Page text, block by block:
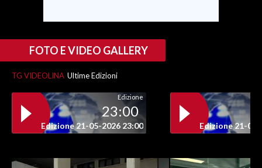
#CARAUNIONE
INSULARITÀ
INFO AZIENDE
ANNUNCI
FOTO E VIDEO GALLERY
TG VIDEOLINA Ultime Edizioni
Edizione
23:00
Edizione 21-05-2026 23:00 Edizione 21-05-